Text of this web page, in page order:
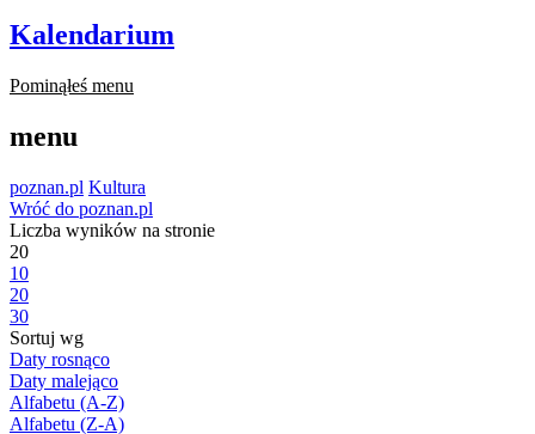
Kalendarium
Pominąłeś menu
menu
poznan.pl Kultura
Wróć do poznan.pl
Liczba wyników na stronie
20
10
20
30
Sortuj wg
Daty rosnąco
Daty malejąco
Alfabetu (A-Z)
Alfabetu (Z-A)